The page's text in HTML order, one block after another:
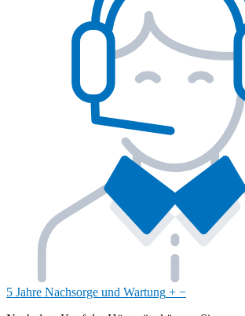
5 Jahre Nachsorge und Wartung + −